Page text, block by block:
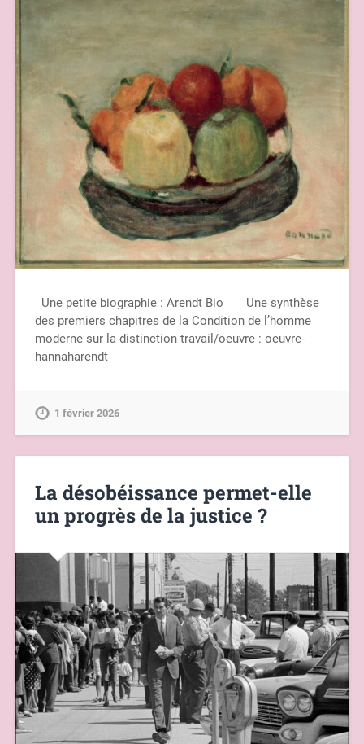
Une petite biographie : Arendt Bio Une synthèse
des premiers chapitres de la Condition de l’homme
moderne sur la distinction travail/oeuvre : oeuvre-
hannaharendt
1 février 2026
La désobéissance permet-elle
un progrès de la justice ?